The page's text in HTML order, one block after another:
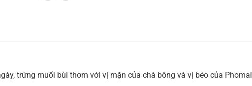
trứng muối bùi thơm với vị mặn của chà bông và vị béo của Phomai